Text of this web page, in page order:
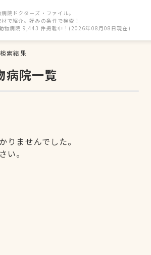
院ドクターズ・ファイル。
で紹介。好みの条件で検索！
物病院 9,443 件掲載中！(2026年08月08日現在)
索結果
病院一覧
ませんでした。
い。